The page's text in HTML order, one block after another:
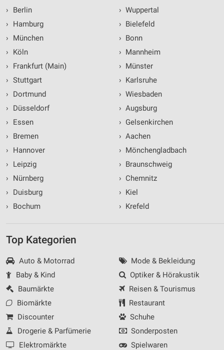
›
Berlin
›
Hamburg
›
München
›
Köln
›
Frankfurt (Main)
› Stuttgart
›
Dortmund
›
Düsseldorf
›
Essen
›
Bremen
›
Hannover
›
Leipzig
›
Nürnberg
›
Duisburg
›
Bochum
› Wuppertal
› Bielefeld
› Bonn
› Mannheim
› Münster
› Karlsruhe
› Wiesbaden
› Augsburg
› Gelsenkirchen
› Aachen
› Mönchengladbach
› Braunschweig
› Chemnitz
› Kiel
› Krefeld
Top Kategorien
Auto & Motorrad
Baby & Kind
Baumärkte
Biomärkte
Discounter
Drogerie & Parfümerie
Elektromärkte
Mode & Bekleidung
Optiker & Hörakustik
Reisen & Tourismus
Restaurant
Schuhe
Sonderposten
Spielwaren